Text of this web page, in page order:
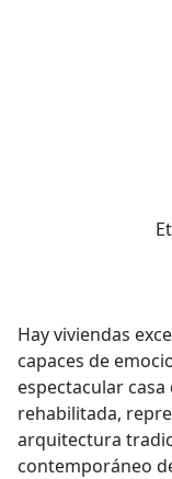
Hay viviendas
capaces de
espectacular
rehabilitada,
arquitectura
contemporáneo